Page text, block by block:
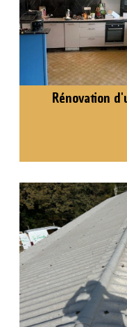
Rénovation